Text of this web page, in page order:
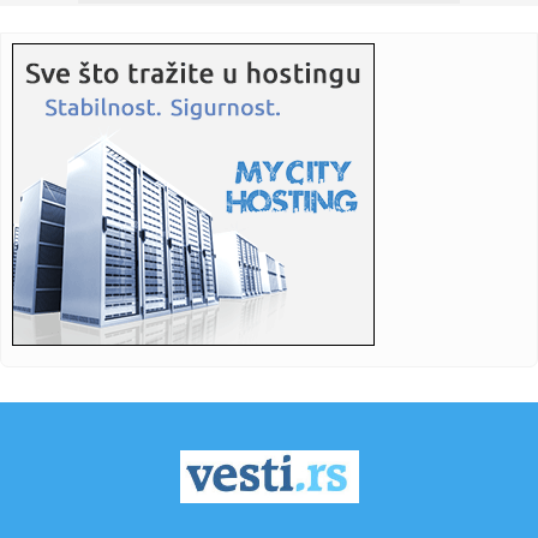
14:24: Spektakl Marije Šerifović u Travniku: Fanovi stižu iz cijele B...
14:24:
14:24:U toku asfaltiranje banjalučkih ulica
14:24:Ko je ubio Tupaka? Poslije tri decenije počinje suđenje
14:23:„Хуманитарни понедељак“ на ...
Vozač saniteta Mario Ilić nastavlja oporavak u Vranju